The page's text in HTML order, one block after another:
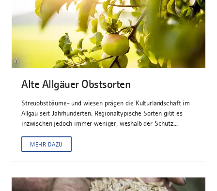
©
Alte Allgäuer Obstsorten
Streuobstbäume- und wiesen prägen die Kulturlandschaft im
Allgäu seit Jahrhunderten. Regionaltypische Sorten gibt es
inzwischen jedoch immer weniger, weshalb der Schutz...
MEHR DAZU